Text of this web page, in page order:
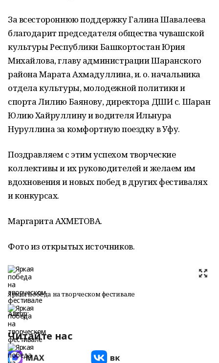
За всестороннюю поддержку Галина Шавалеева
благодарит председателя общества чувашской
культуры Республики Башкортостан Юрия
Михайлова, главу администрации Шаранского
района Марата Ахмадуллина, и. о. начальника
отдела культуры, молодежной политики и
спорта Лилию Баянову, директора ДШИ с. Шаран
Юлию Хайруллину и водителя Ильнура
Нуруллина за комфортную поездку в Уфу.
Поздравляем с этим успехом творческие
коллективы и их руководителей и желаем им
вдохновения и новых побед в других фестивалях
и конкурсах.
Маргарита АХМЕТОВА.
Фото из открытых источников.
Яркая победа на творческом фестивале
Автор:
Читайте нас